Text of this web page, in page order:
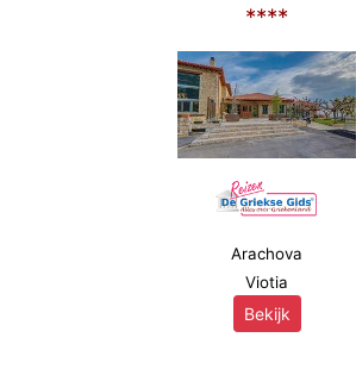
****
Arachova
Viotia
Bekijk